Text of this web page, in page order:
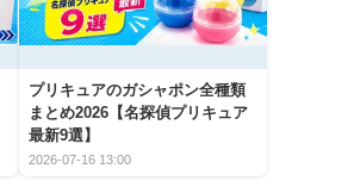
プリキュアのガシャポン全種類
まとめ2026【名探偵プリキュア
最新9選】
2026-07-16 13:00